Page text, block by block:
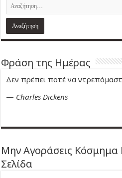
Φράση της Ημέρας
Δεν πρέπει ποτέ να
— Charles Dickens
Μην Αγοράσεις Κόσμημα
Σελίδα